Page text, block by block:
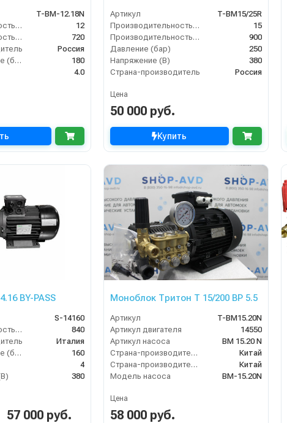
170 бар, без
T-BM-12.18N
Производительность (л/мин)
12
Производительность (л/ч)
720
Россия
Рабочее давление (бар)
180
4.0
Артикул
T-BM15/25R
Производительность (л/мин)
15
Производительность (л/ч)
900
Давление (бар)
250
Напряжение (В)
380
Страна-производитель
Россия
Цена
50 000 руб.
Купить
BY-PASS
S-14160
Производительность (л/ч)
840
Италия
Рабочее давление (бар)
160
4
380
57 000 руб.
Моноблок Тритон T 15/200 BP 5.5
Артикул
T-BM15.20N
Артикул двигателя
14550
Артикул насоса
BM 15.20 N
Страна-производитель двигателя
Китай
Страна-производитель насоса
Китай
Модель насоса
BM-15.20N
Цена
58 000 руб.